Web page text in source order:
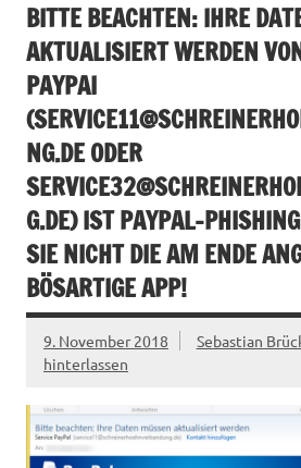
BITTE BEACHTEN: IHRE
AKTUALISIERT WERDEN
PAYPAI
(
NG.DEODER
G.DE) IST PAYPAL-
SIE NICHT DIE AM ENDE
BÖSARTIGE APP!
9. November 2018 Sebastian
hinterlassen